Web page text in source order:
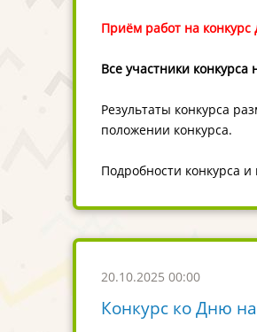
Приём работ на конкурс
Все участники
Результаты конкурса
положении конкурса.
Подробности конкурса
20.10.2025 00:00
Конкурс ко Дню